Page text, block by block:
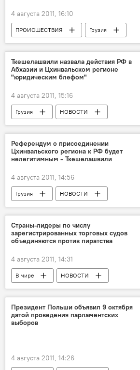
4 августа 2011, 16:10
ПРОИСШЕСТВИЯ
Грузия
НОВОСТИ
Ткешелашвили назвала действия РФ в
Абхазии и Цхинвальском регионе
"юридическим блефом"
4 августа 2011, 15:16
Грузия НОВОСТИ
Референдум о присоединении
Цхинвальского региона к РФ будет
нелегитимным - Ткешелашвили
4 августа 2011, 14:56
Грузия НОВОСТИ
Страны-лидеры по числу
зарегистрированных торговых судов
объединяются против пиратства
4 августа 2011, 14:31
В мире НОВОСТИ
Президент Польши объявил 9 октября
датой проведения парламентских
выборов
4 августа 2011, 14:26